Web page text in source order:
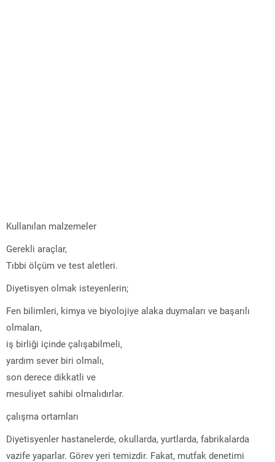
Kullanılan malzemeler
Gerekli araçlar,
Tıbbi ölçüm ve test aletleri.
Diyetisyen olmak isteyenlerin;
Fen bilimleri, kimya ve biyolojiye alaka duymaları ve başarılı
olmaları,
iş birliği içinde çalışabilmeli,
yardım sever biri olmalı,
son derece dikkatli ve
mesuliyet sahibi olmalıdırlar.
çalışma ortamları
Diyetisyenler hastanelerde, okullarda, yurtlarda, fabrikalarda
vazife yaparlar. Görev yeri temizdir. Fakat, mutfak denetimi